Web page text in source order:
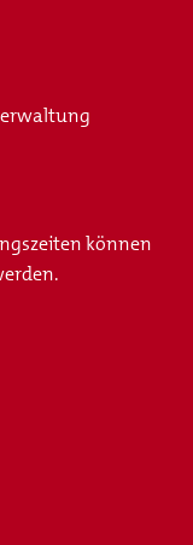
können